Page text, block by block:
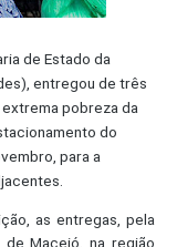
de Estado da
entregou de três
pobreza da
do
para a
as entregas, pela
Maceió, na região